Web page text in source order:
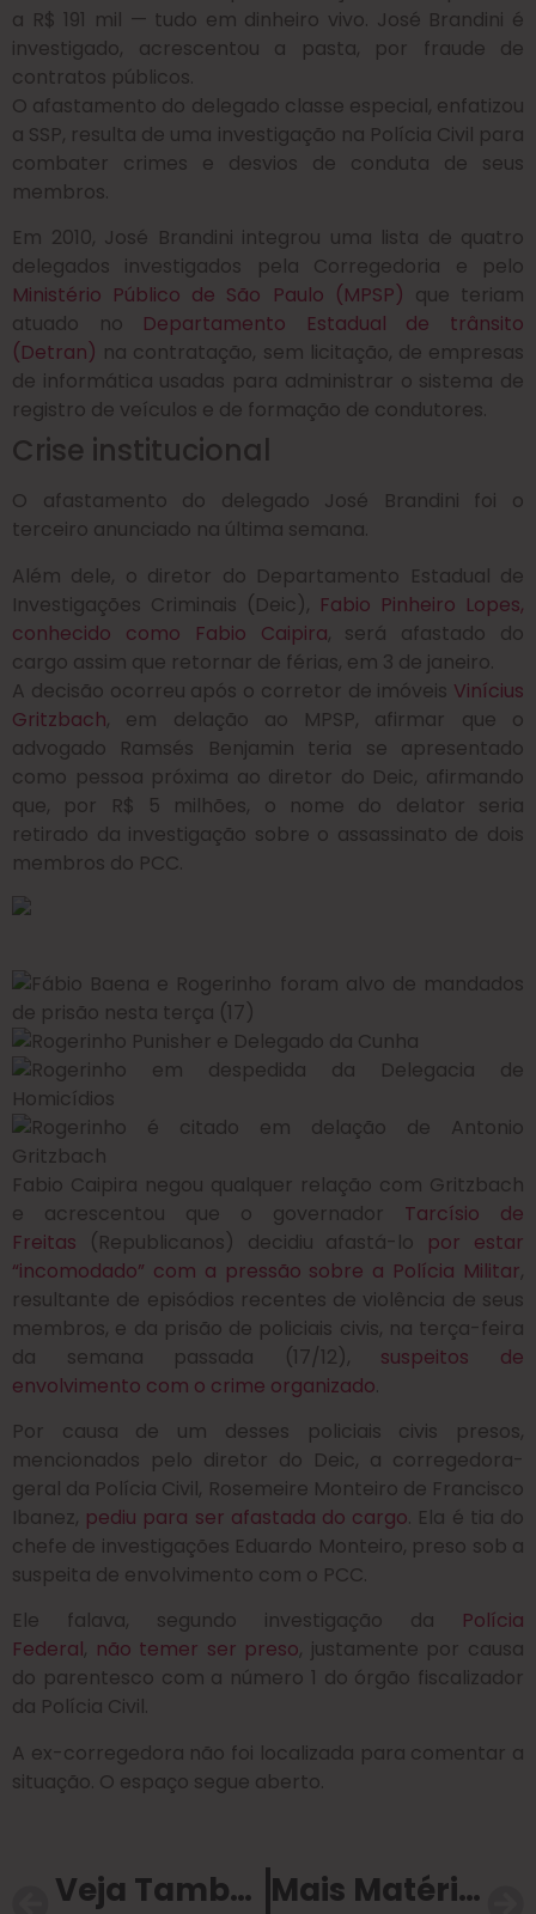
a R$ 191 mil — tudo em dinheiro vivo. José Brandini é
investigado, acrescentou a pasta, por fraude de
contratos públicos.
O afastamento do delegado classe especial, enfatizou
a SSP, resulta de uma investigação na Polícia Civil para
combater crimes e desvios de conduta de seus
membros.
Em 2010, José Brandini integrou uma lista de quatro
delegados investigados pela Corregedoria e pelo
Ministério Público de São Paulo (MPSP) que teriam
atuado no Departamento Estadual de trânsito
(Detran) na contratação, sem licitação, de empresas
de informática usadas para administrar o sistema de
registro de veículos e de formação de condutores.
Crise institucional
O afastamento do delegado José Brandini foi o
terceiro anunciado na última semana.
Além dele, o diretor do Departamento Estadual de
Investigações Criminais (Deic), Fabio Pinheiro Lopes,
conhecido como Fabio Caipira, será afastado do
cargo assim que retornar de férias, em 3 de janeiro.
A decisão ocorreu após o corretor de imóveis Vinícius
Gritzbach, em delação ao MPSP, afirmar que o
advogado Ramsés Benjamin teria se apresentado
como pessoa próxima ao diretor do Deic, afirmando
que, por R$ 5 milhões, o nome do delator seria
retirado da investigação sobre o assassinato de dois
membros do PCC.
Fabio Caipira negou qualquer relação com Gritzbach
e acrescentou que o governador Tarcísio de
Freitas (Republicanos) decidiu afastá-lo por estar
“incomodado” com a pressão sobre a Polícia Militar,
resultante de episódios recentes de violência de seus
membros, e da prisão de policiais civis, na terça-feira
da semana passada (17/12), suspeitos de
envolvimento com o crime organizado.
Por causa de um desses policiais civis presos,
mencionados pelo diretor do Deic, a corregedora-
geral da Polícia Civil, Rosemeire Monteiro de Francisco
Ibanez, pediu para ser afastada do cargo. Ela é tia do
chefe de investigações Eduardo Monteiro, preso sob a
suspeita de envolvimento com o PCC.
Ele falava, segundo investigação da Polícia
Federal, não temer ser preso, justamente por causa
do parentesco com a número 1 do órgão fiscalizador
da Polícia Civil.
A ex-corregedora não foi localizada para comentar a
situação. O espaço segue aberto.
Veja Também Mais Matérias